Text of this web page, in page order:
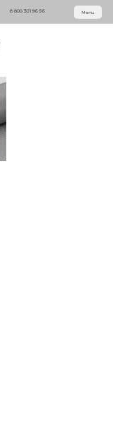
8 800 301 96 56 Menu